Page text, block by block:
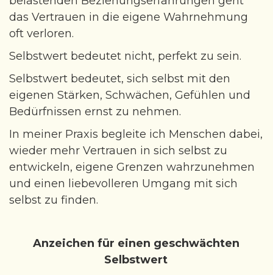
Therapeutische Kleingruppen
Transsensible Psychotherapie
Über mich
Angebote & Begleitung
Kontakt
das Vertrauen in die eigene Wahrnehmung
oft verloren.
Selbstwert bedeutet nicht, perfekt zu sein.
Selbstwert bedeutet, sich selbst mit den
eigenen Stärken, Schwächen, Gefühlen und
Bedürfnissen ernst zu nehmen.
In meiner Praxis begleite ich Menschen dabei,
wieder mehr Vertrauen in sich selbst zu
entwickeln, eigene Grenzen wahrzunehmen
und einen liebevolleren Umgang mit sich
selbst zu finden.
Anzeichen für einen geschwächten
Selbstwert